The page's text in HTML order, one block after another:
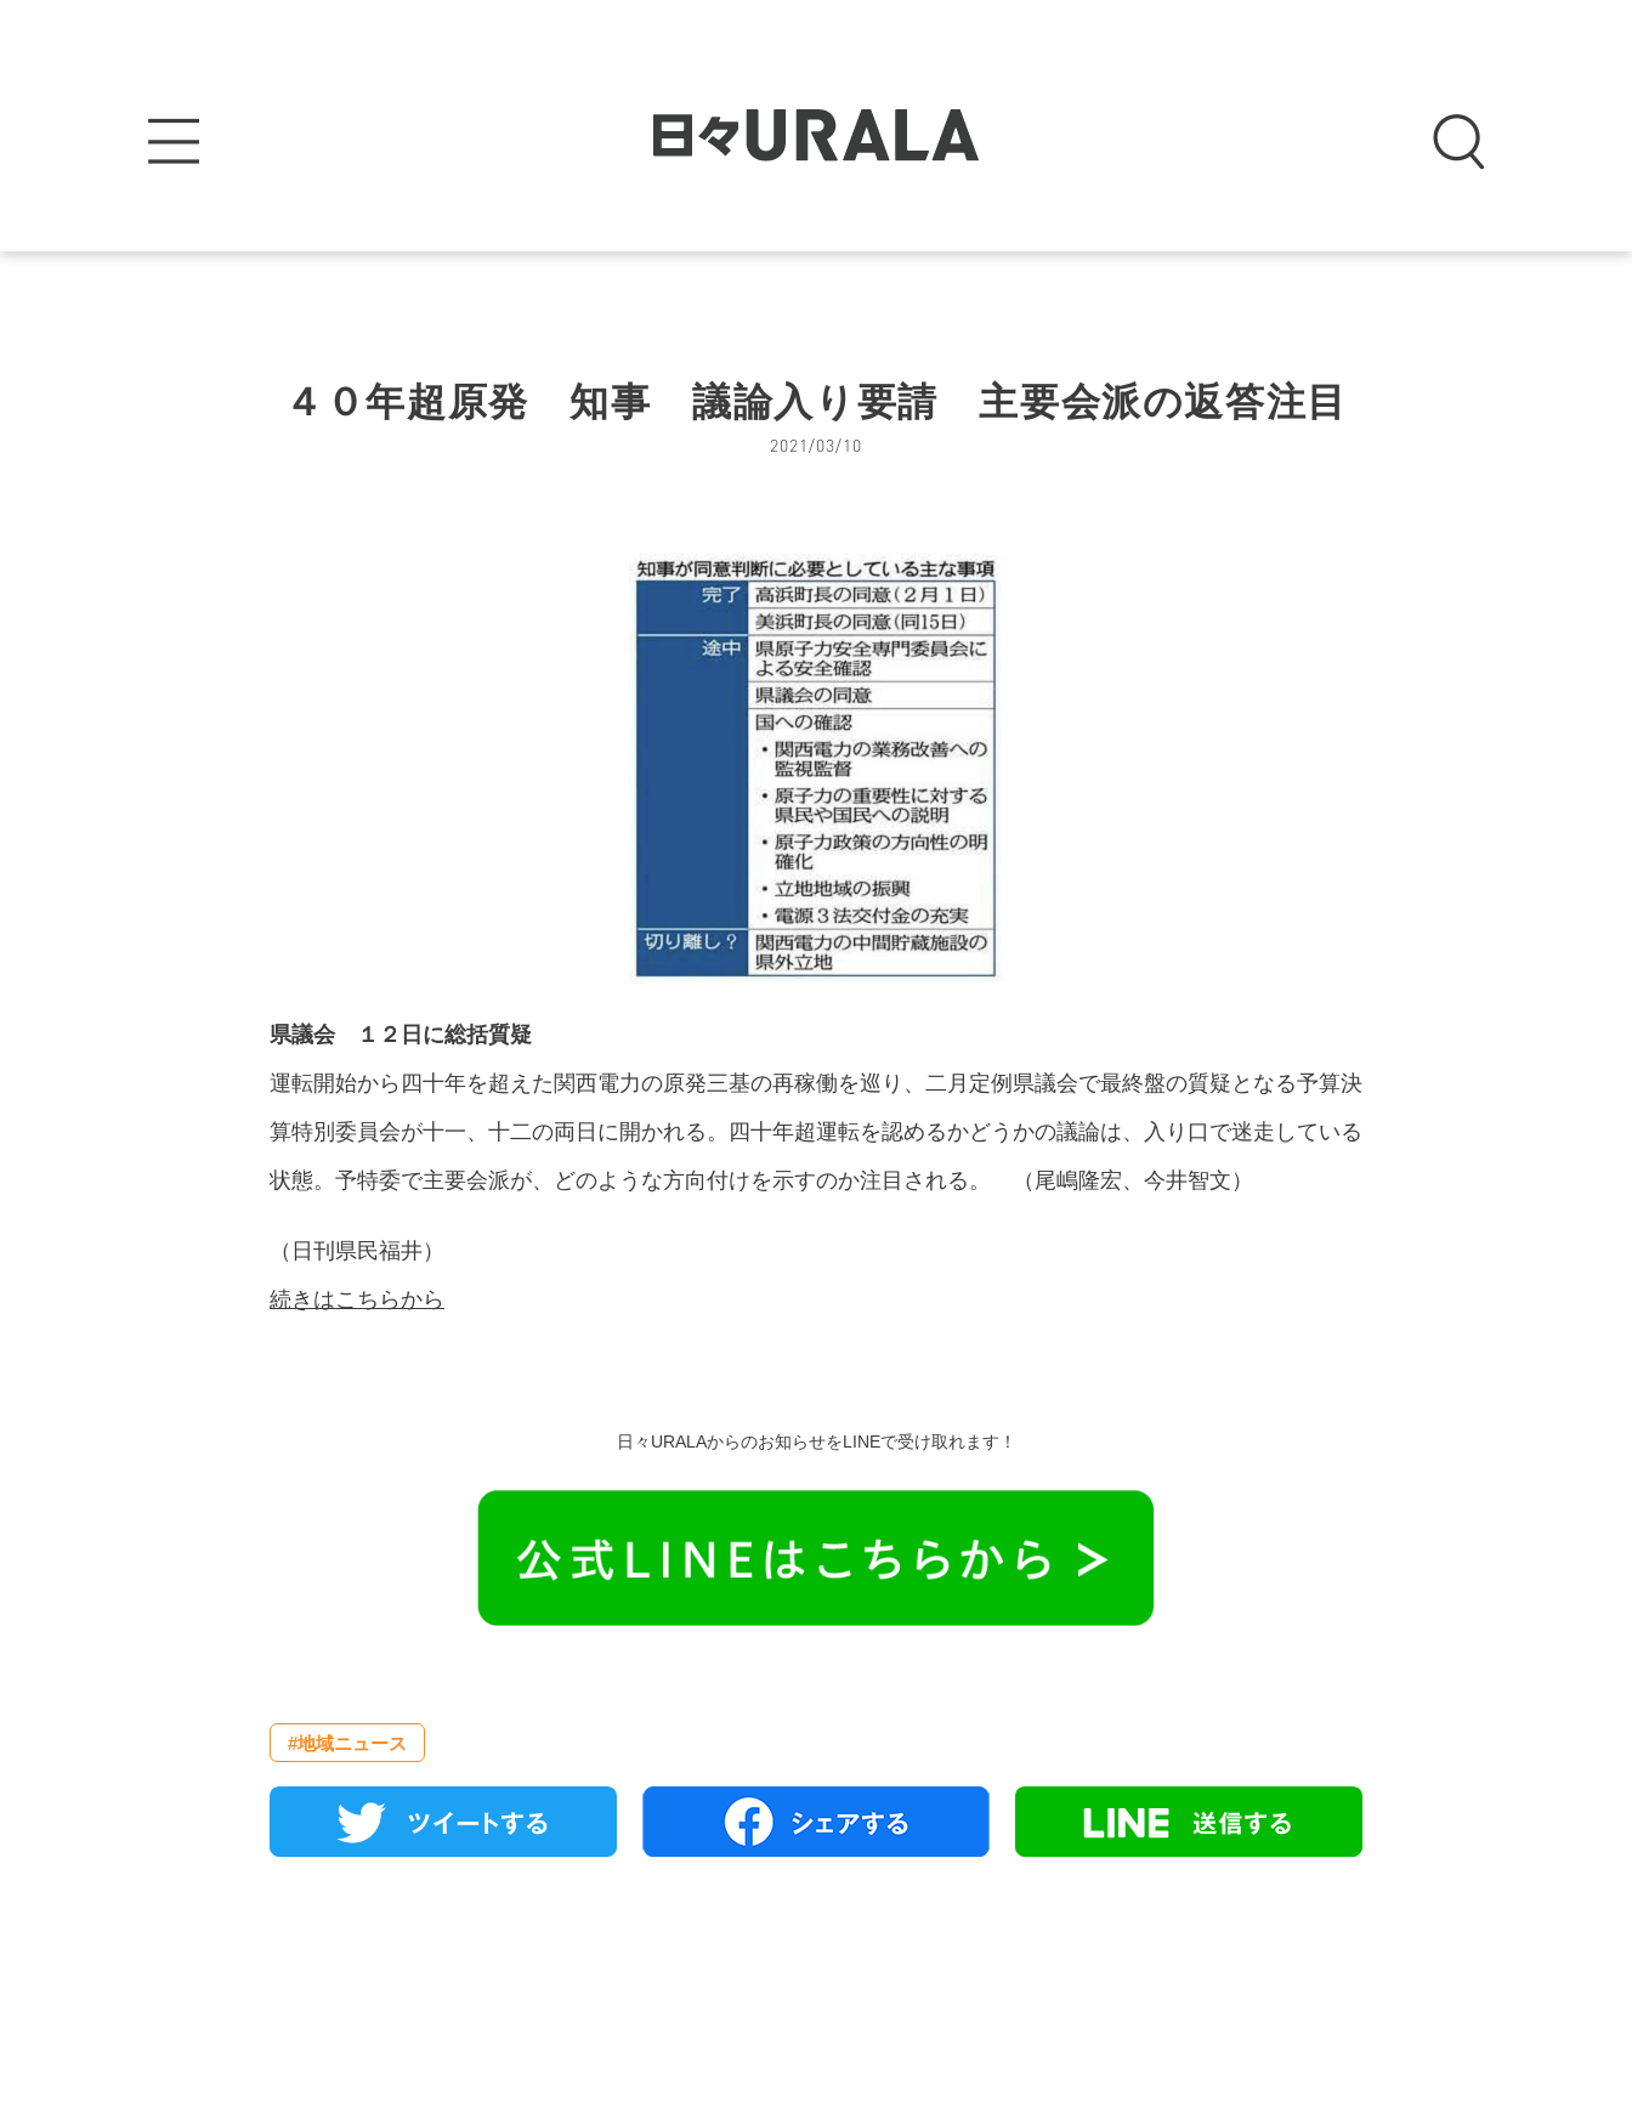
４０年超原発 知事 議論入り要請 主要会派の返答注目
2021/03/10
県議会 １２日に総括質疑
運転開始から四十年を超えた関西電力の原発三基の再稼働を巡り、二月定例県議会で最終盤の質疑となる予算決
算特別委員会が十一、十二の両日に開かれる。四十年超運転を認めるかどうかの議論は、入り口で迷走している
状態。予特委で主要会派が、どのような方向付けを示すのか注目される。 （尾嶋隆宏、今井智文）
（日刊県民福井）
続きはこちらから
日々URALAからのお知らせをLINEで受け取れます！
#地域ニュース